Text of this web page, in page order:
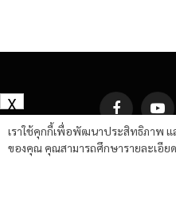
Facebook
เราใช้คุกกี้เพื่อพัฒนาประสิทธิภาพ แ
ของคุณ คุณสามารถศึกษารายละเอีย
X